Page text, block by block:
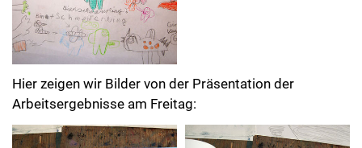
Hier zeigen wir Bilder von der Präsentation der
Arbeitsergebnisse am Freitag: